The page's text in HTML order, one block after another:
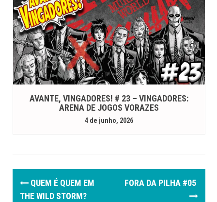
AVANTE, VINGADORES! # 23 – VINGADORES:
ARENA DE JOGOS VORAZES
4 de junho, 2026
P
QUEM É QUEM EM
THE WILD STORM?
FORA DA PILHA #05